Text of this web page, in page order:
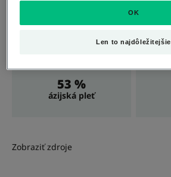
severokaukazský typ
Francúzsko)
53 %
ázijská pleť
Zobraziť zdroje
Len to najdôležitejšie
OK